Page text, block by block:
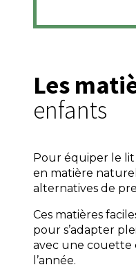
Les
enfants
Pour équiper le lit
en matière
alternatives de
Ces matières
pour s’adapter
avec une couette
l’année.